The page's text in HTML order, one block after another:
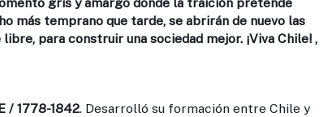
más temprano que tarde, se abrirán de nuevo las
para construir una sociedad mejor. ¡Viva Chile! ,
/ 1778-1842. Desarrolló su formación entre Chile y